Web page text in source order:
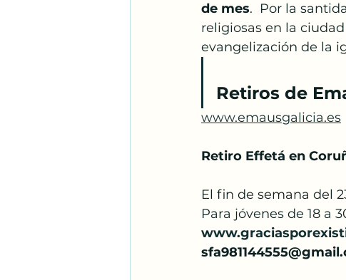
de mes.  Por la
religiosas en la
evangelización de la
Retiros de
www.emausgalicia.es
Retiro Effetá en
El fin de semana del
Para jóvenes de 18 a